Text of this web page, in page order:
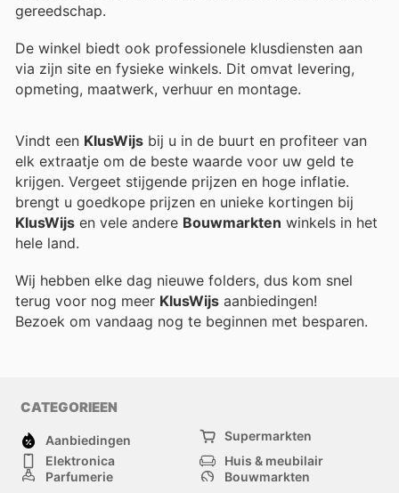
gereedschap.
De winkel biedt ook professionele klusdiensten aan
via zijn site en fysieke winkels. Dit omvat levering,
opmeting, maatwerk, verhuur en montage.
Vindt een KlusWijs bij u in de buurt en profiteer van
elk extraatje om de beste waarde voor uw geld te
krijgen. Vergeet stijgende prijzen en hoge inflatie.
brengt u goedkope prijzen en unieke kortingen bij
KlusWijs en vele andere Bouwmarkten winkels in het
hele land.
Wij hebben elke dag nieuwe folders, dus kom snel
terug voor nog meer KlusWijs aanbiedingen!
Bezoek om vandaag nog te beginnen met besparen.
CATEGORIEEN
Aanbiedingen
Supermarkten
Elektronica
Huis & meubilair
Parfumerie
Bouwmarkten